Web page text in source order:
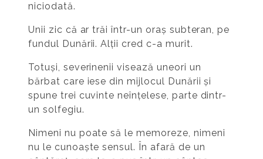
niciodată.
Unii zic că ar trăi într-un oraș subteran, pe
fundul Dunării. Alții cred c-a murit.
Totuși, severinenii visează uneori un
bărbat care iese din mijlocul Dunării și
spune trei cuvinte neînțelese, parte dintr-
un solfegiu.
Nimeni nu poate să le memoreze, nimeni
nu le cunoaște sensul. În afară de un